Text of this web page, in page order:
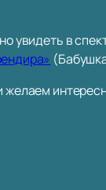
увидеть в